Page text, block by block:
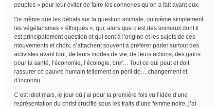
peuples » pour leur éviter de faire les conneries qu’on a fait avant eux.
De même que les débats sur la question animale, ou même simplement
les végétarismes « éthiques », qui, alors que c’est des animaux dont il
est principalement question et qui sont à l’origine et les sujets de ces
mouvements et choix, s’attachent souvent à préférer parler surtout des
activistes avant tout, de leurs modes de vie, de leurs actions, des gains
pour la santé, l’économie, l’écologie, bref… Tout ce qui peut et doit
rassurer ce pauvre humain tellement en péril de… changement et
d’inconnu.
C’est idiot mais, le jour où j’ai pour la première fois vu l’idée d’une
représentation du christ crucifié sous les traits d’une femme noire, j’ai